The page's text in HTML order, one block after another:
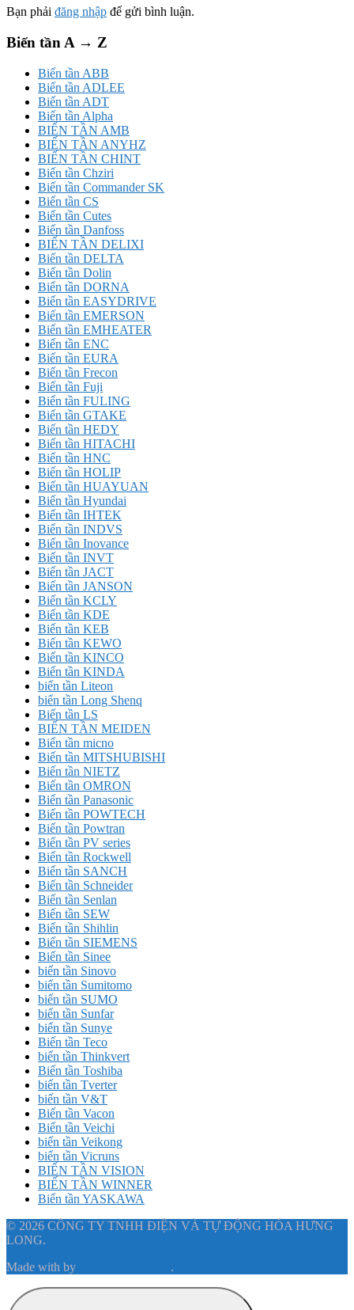
Bạn phải đăng nhập để gửi bình luận.
Biến tần A → Z
Biến tần ABB
Biến tần ADLEE
Biến tần ADT
Biến tần Alpha
BIẾN TẦN AMB
BIẾN TẦN ANYHZ
BIẾN TẦN CHINT
Biến tần Chziri
Biến tần Commander SK
Biến tần CS
Biến tần Cutes
Biến tần Danfoss
BIẾN TẦN DELIXI
Biến tần DELTA
Biến tần Dolin
Biến tần DORNA
Biến tần EASYDRIVE
Biến tần EMERSON
Biến tần EMHEATER
Biến tần ENC
Biến tần EURA
Biến tần Frecon
Biến tần Fuji
Biến tần FULING
Biến tần GTAKE
Biến tần HEDY
Biến tần HITACHI
Biến tần HNC
Biến tần HOLIP
Biến tần HUAYUAN
Biến tần Hyundai
Biến tần IHTEK
Biến tần INDVS
Biến tần Inovance
Biến tần INVT
Biến tần JACT
Biến tần JANSON
Biến tần KCLY
Biến tần KDE
Biến tần KEB
Biến tần KEWO
Biến tần KINCO
Biến tần KINDA
biến tần Liteon
biến tần Long Shenq
Biến tần LS
BIẾN TẦN MEIDEN
Biến tần micno
Biến tần MITSHUBISHI
Biến tần NIETZ
Biến tần OMRON
Biến tần Panasonic
Biến tần POWTECH
Biến tần Powtran
Biến tần PV series
Biến tần Rockwell
Biến tần SANCH
Biến tần Schneider
Biến tần Senlan
Biến tần SEW
Biến tần Shihlin
Biến tần SIEMENS
Biến tần Sinee
biến tần Sinovo
biến tần Sumitomo
biến tần SUMO
biến tần Sunfar
biến tần Sunye
Biến tần Teco
biến tần Thinkvert
Biến tần Toshiba
biến tần Tverter
biến tần V&T
Biến tần Vacon
Biến tần Veichi
biến tần Veikong
biến tần Vicruns
BIẾN TẦN VISION
BIẾN TẦN WINNER
Biến tần YASKAWA
© 2026 CÔNG TY TNHH ĐIỆN VÀ TỰ ĐỘNG HÓA HƯNG
LONG.
Made with by .